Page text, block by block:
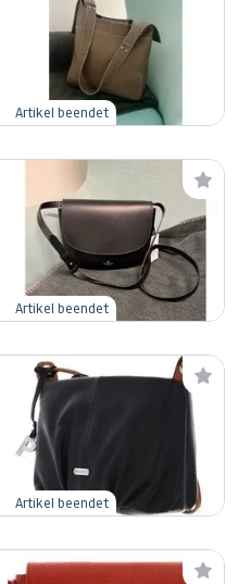
Artikel beendet
Artikel beendet
Artikel beendet